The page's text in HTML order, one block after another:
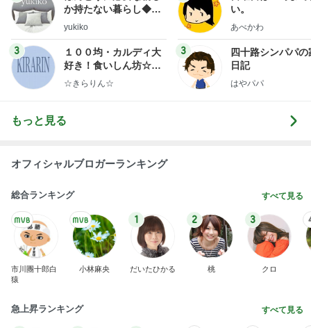
か持たない暮らし◆Ke
ep Life Simple◆〜イ
yukiko
3
１００均・カルディ大
好き！食いしん坊☆き
らりん☆のブログ
☆きらりん☆
い。
あべかわ
3
四十路シンパパの
日記
はやパパ
もっと見る
オフィシャルブロガーランキング
総合ランキング すべて見る
市川團十郎白
猿
小林麻央
1
だいたひかる
2
桃
3
クロ
急上昇ランキング すべて見る